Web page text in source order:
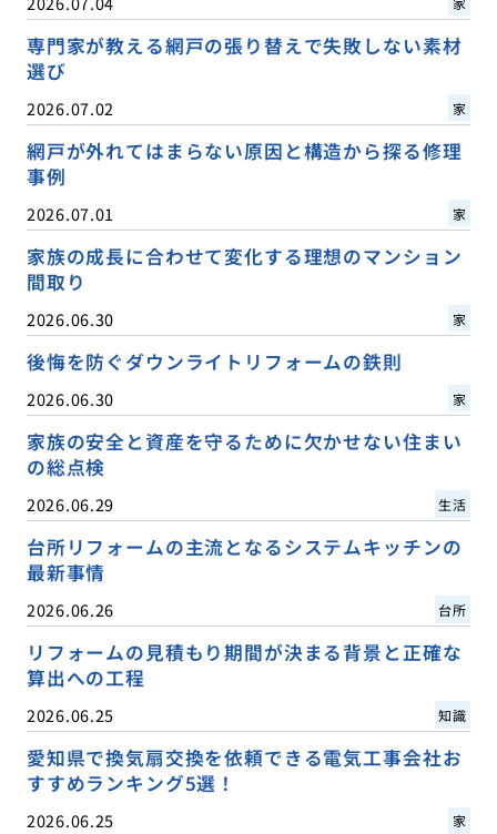
専門家が教える網戸の張り替えで失敗しない素材
選び
2026.07.02 家
網戸が外れてはまらない原因と構造から探る修理
事例
2026.07.01 家
家族の成長に合わせて変化する理想のマンション
間取り
2026.06.30 家
後悔を防ぐダウンライトリフォームの鉄則
2026.06.30 家
家族の安全と資産を守るために欠かせない住まい
の総点検
2026.06.29 生活
台所リフォームの主流となるシステムキッチンの
最新事情
2026.06.26 台所
リフォームの見積もり期間が決まる背景と正確な
算出への工程
2026.06.25 知識
愛知県で換気扇交換を依頼できる電気工事会社お
すすめランキング5選！
2026.06.25 家